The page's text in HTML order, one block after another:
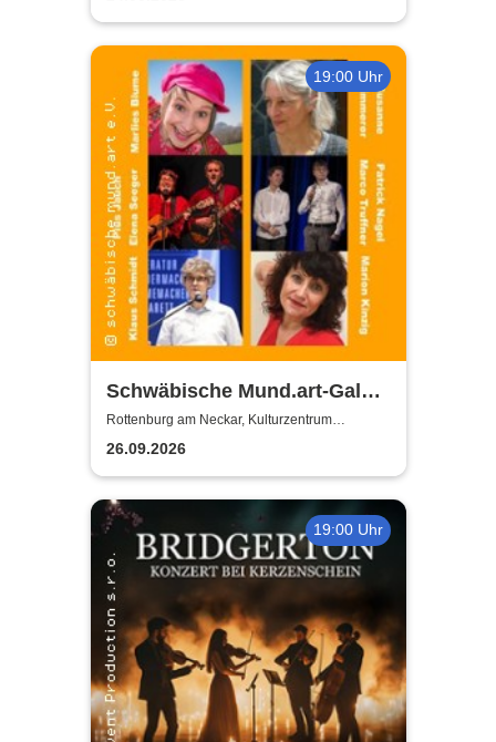
19:00 Uhr
Schwäbische Mund.art-Gala -
Blaupreisträger*innen von
2002 bis 2025
Rottenburg am Neckar, Kulturzentrum
Zehntscheuer
26.09.2026
19:00 Uhr